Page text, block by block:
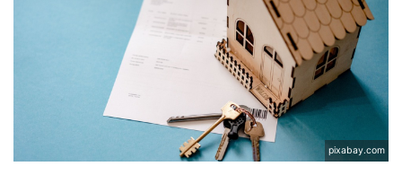
pixabay.com